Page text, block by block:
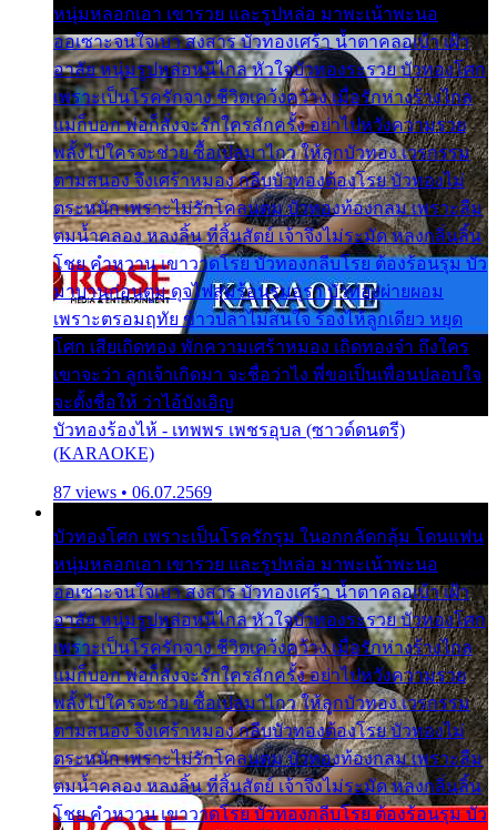
หนุ่มหลอกเอา เขารวย และรูปหล่อ มาพะเน้าพะนอ
ออเซาะจนใจเบา สงสาร บัวทองเศร้า น้ำตาคลอเบ้า เฝ้า
อาลัย หนุ่มรูปหล่อหนีไกล หัวใจบัวทองระรวย บัวทองโศก
เพราะเป็นโรครักจาง ชีวิตเคว้งคว้าง เมื่อรักห่างร้างไกล
แม่ก็บอก พ่อก็สั่งจะรักใครสักครั้ง อย่าไปหวังความรวย
พลั้งไปใครจะช่วย ซื้อเปลมาไกว ให้ลูกบัวทอง เวรกรรม
ตามสนอง จึงเศร้าหมอง กลีบบัวทองต้องโรย บัวทองไม่
ตระหนัก เพราะไม่รักโคลนตม บัวทองท้องกลม เพราะลืม
ตมน้ำคลอง หลงลิ้น ที่สิ้นสัตย์ เจ้าจึงไม่ระมัด หลงกลิ่นลิ้น
โชย คำหวาน เขาวาดโรย บัวทองกลีบโรย ต้องร้อนรุม บัว
มาบานก่อนตูม ดุจไฟสุมร้อนรุมอุรา บัวทองผ่ายผอม
เพราะตรอมฤทัย ข้าวปลาไม่สนใจ ร้องไห้ลูกเดียว หยุด
โศก เสียเถิดทอง พักความเศร้าหมอง เถิดทองจ๋า ถึงใคร
เขาจะว่า ลูกเจ้าเกิดมา จะชื่อว่าไง พี่ขอเป็นเพื่อนปลอบใจ
จะตั้งชื่อให้ ว่าไอ้บังเอิญ
บัวทองร้องไห้ - เทพพร เพชรอุบล (ซาวด์ดนตรี)
(KARAOKE)
87 views • 06.07.2569
บัวทองโศก เพราะเป็นโรครักรุม ในอกกลัดกลุ้ม โดนแฟน
หนุ่มหลอกเอา เขารวย และรูปหล่อ มาพะเน้าพะนอ
ออเซาะจนใจเบา สงสาร บัวทองเศร้า น้ำตาคลอเบ้า เฝ้า
อาลัย หนุ่มรูปหล่อหนีไกล หัวใจบัวทองระรวย บัวทองโศก
เพราะเป็นโรครักจาง ชีวิตเคว้งคว้าง เมื่อรักห่างร้างไกล
แม่ก็บอก พ่อก็สั่งจะรักใครสักครั้ง อย่าไปหวังความรวย
พลั้งไปใครจะช่วย ซื้อเปลมาไกว ให้ลูกบัวทอง เวรกรรม
ตามสนอง จึงเศร้าหมอง กลีบบัวทองต้องโรย บัวทองไม่
ตระหนัก เพราะไม่รักโคลนตม บัวทองท้องกลม เพราะลืม
ตมน้ำคลอง หลงลิ้น ที่สิ้นสัตย์ เจ้าจึงไม่ระมัด หลงกลิ่นลิ้น
โชย คำหวาน เขาวาดโรย บัวทองกลีบโรย ต้องร้อนรุม บัว